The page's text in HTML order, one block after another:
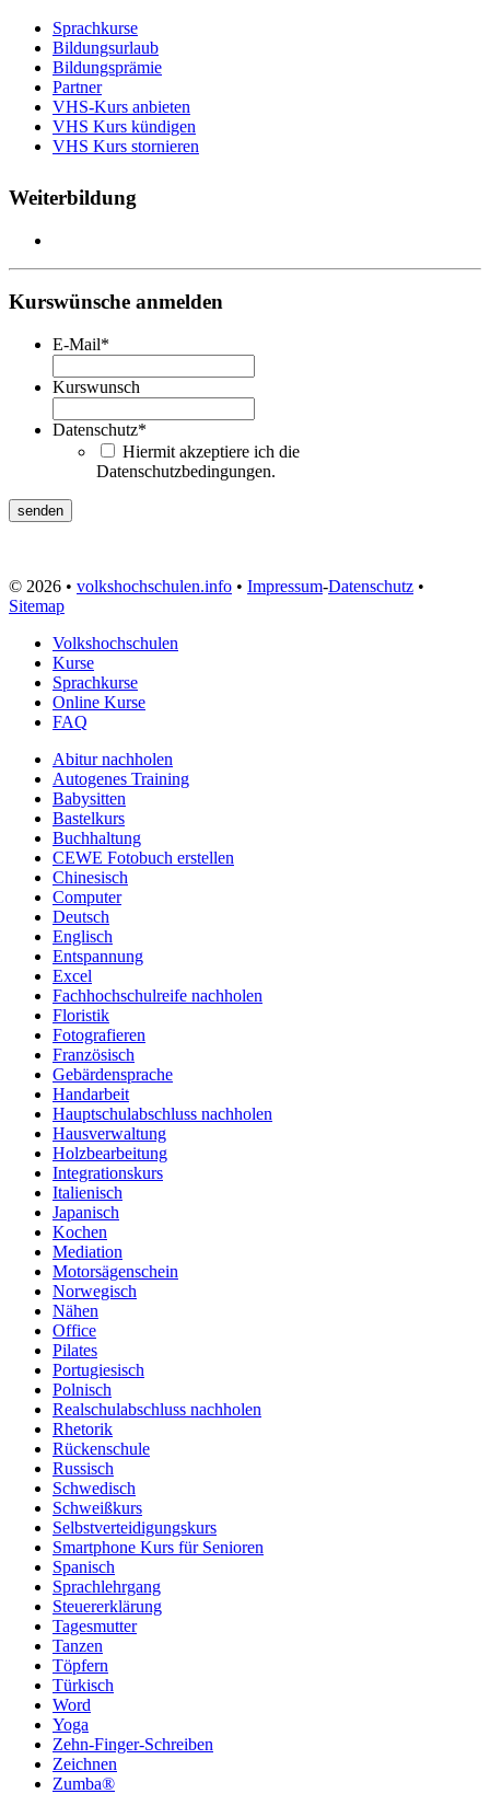
Sprachkurse
Bildungsurlaub
Bildungsprämie
Partner
VHS-Kurs anbieten
VHS Kurs kündigen
VHS Kurs stornieren
Weiterbildung
Kurswünsche anmelden
E-Mail*
Kurswunsch
Datenschutz*
Hiermit akzeptiere ich die
Datenschutzbedingungen.
© 2026 • volkshochschulen.info • Impressum-Datenschutz •
Sitemap
Volkshochschulen
Kurse
Sprachkurse
Online Kurse
FAQ
Abitur nachholen
Autogenes Training
Babysitten
Bastelkurs
Buchhaltung
CEWE Fotobuch erstellen
Chinesisch
Computer
Deutsch
Englisch
Entspannung
Excel
Fachhochschulreife nachholen
Floristik
Fotografieren
Französisch
Gebärdensprache
Handarbeit
Hauptschulabschluss nachholen
Hausverwaltung
Holzbearbeitung
Integrationskurs
Italienisch
Japanisch
Kochen
Mediation
Motorsägenschein
Norwegisch
Nähen
Office
Pilates
Portugiesisch
Polnisch
Realschulabschluss nachholen
Rhetorik
Rückenschule
Russisch
Schwedisch
Schweißkurs
Selbstverteidigungskurs
Smartphone Kurs für Senioren
Spanisch
Sprachlehrgang
Steuererklärung
Tagesmutter
Tanzen
Töpfern
Türkisch
Word
Yoga
Zehn-Finger-Schreiben
Zeichnen
Zumba®